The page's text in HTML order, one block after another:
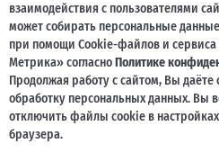
Перезвоним
взаимодействия с пользователями
может собирать персональные
при помощи Cookie-файлов и сервиса
Метрика» согласноПолитике
Продолжая работу с сайтом, Вы даёте
обработку персональных данных. Вы
отключить файлы cookie в
браузера.